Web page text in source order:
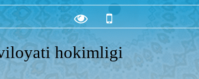
hokimligi